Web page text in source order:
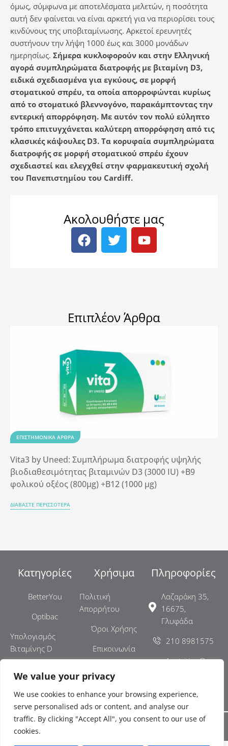
We value your privacy
We use cookies to enhance your browsing experience,
serve personalised ads or content, and analyse our
traffic. By clicking "Accept All", you consent to our use of
cookies.
όμως, σύμφωνα με αποτελέσματα μελετών, η ποσότητα
αυτή δεν φαίνεται να είναι αρκετή για να περιορίσει τους
κινδύνους της υποβιταμίνωσης. Αρκετοί ερευνητές
συστήνουν την λήψη 1000 έως και 3000 μονάδων
ημερησίως. Σήμερα κυκλοφορούν και στην Ελληνική
αγορά συμπληρώματα διατροφής με βιταμίνη D3,
ειδικά σχεδιασμένα για εγκύους, σε μορφή
στοματικού σπρέυ, τα οποία απορροφώνται κυρίως
από το στοματικό βλεννογόνο, παρακάμπτοντας την
εντερική απορρόφηση. Με αυτόν τον πολύ εύληπτο
τρόπο επιτυγχάνεται καλύτερη απορρόφηση από τις
κλασικές κάψουλες D3. Τα κορυφαία συμπληρώματα
διατροφής σε μορφή στοματικού σπρέυ έχουν
σχεδιαστεί και ελεγχθεί στην φαρμακευτική σχολή
του Πανεπιστημίου του Cardiff.
Ακολουθήστε μας
Επιπλέον Άρθρα
ΕΠΙΣΤΗΜΟΝΙΚΆ ΆΡΘΡΑ
Vita3 by Uneed: Συμπλήρωμα διατροφής υψηλής
βιοδιαθεσιμότητας βιταμινών D3 (3000 IU) +B9
φολικού οξέος (800μg) +B12 (1000 μg)
ΔΙΑΒΑΣΤΕ ΠΕΡΙΣΣΟΤΕΡΑ
Κατηγορίες
BetterYou
Optibac
Υπολογισμός
Βιταμίνης D
Χρήσιμα
Πολιτική
Απορρήτου
Όροι Χρήσης
Επικοινωνία
Πληροφορίες
Λαζαράκη 35,
16675,
Γλυφάδα
210 8981575
x4nutrition@gm
ΓΕΜΗ:
007977501000
Copyright © 2025 X4Nutrition E.E. All Rights Reserved.